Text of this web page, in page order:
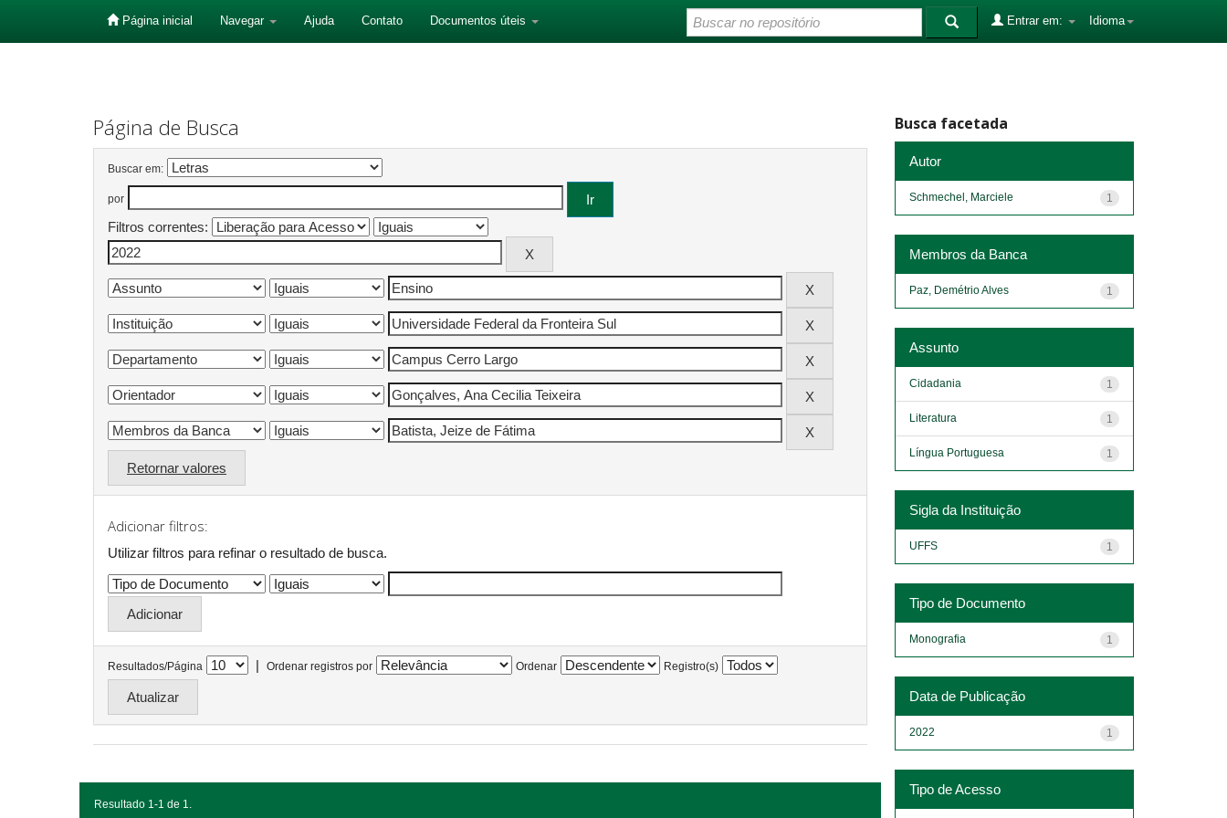
Página inicial Navegar Ajuda Contato Documentos úteis Idioma
Entrar em:
Página de Busca
Buscar em:
por
Filtros correntes:
Retornar valores
Adicionar filtros:
Utilizar filtros para refinar o resultado de busca.
Resultados/Página | Ordenar registros por Ordenar Registro(s)
Resultado 1-1 de 1.
Busca facetada
Autor
1
Schmechel, Marciele
Membros da Banca
1
Paz, Demétrio Alves
Assunto
1
Cidadania
1
Literatura
1
Língua Portuguesa
Sigla da Instituição
1
UFFS
Tipo de Documento
1
Monografia
Data de Publicação
1
2022
Tipo de Acesso